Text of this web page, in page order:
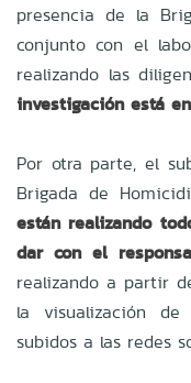
presencia de la
conjunto con el
realizando las
investigación está
Por otra parte, el
Brigada de
están realizando
dar con el
realizando a partir
la visualización
subidos a las redes